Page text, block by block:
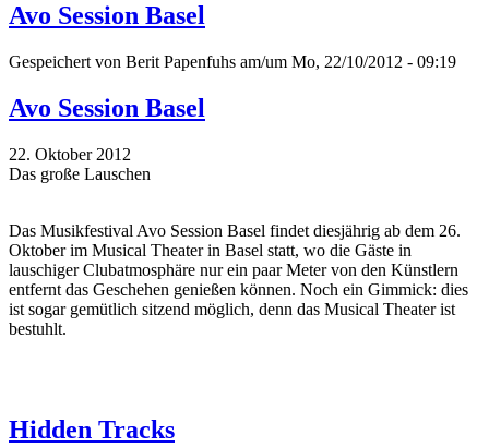
Avo Session Basel
Gespeichert von Berit Papenfuhs am/um Mo, 22/10/2012 - 09:19
Avo Session Basel
22. Oktober 2012
Das große Lauschen
Das Musikfestival Avo Session Basel findet diesjährig ab dem 26.
Oktober im Musical Theater in Basel statt, wo die Gäste in
lauschiger Clubatmosphäre nur ein paar Meter von den Künstlern
entfernt das Geschehen genießen können. Noch ein Gimmick: dies
ist sogar gemütlich sitzend möglich, denn das Musical Theater ist
bestuhlt.
Hidden Tracks